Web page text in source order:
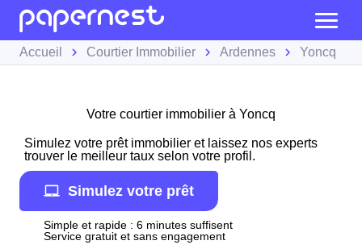
Accueil Courtier Immobilier Ardennes Yoncq
Votre courtier immobilier à Yoncq
Simulez votre prêt immobilier et laissez nos experts
trouver le meilleur taux selon votre profil.
Simulez votre prêt
Simple et rapide : 6 minutes suffisent
Service gratuit et sans engagement